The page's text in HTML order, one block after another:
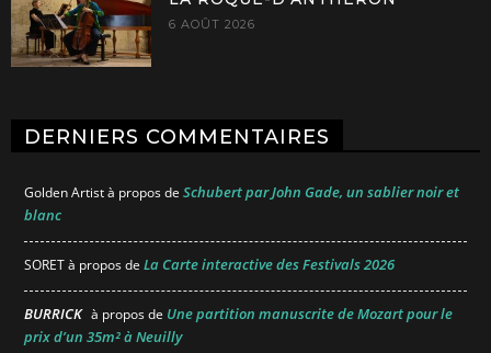
6 AOÛT 2026
DERNIERS COMMENTAIRES
Golden Artistà propos de Schubert par John Gade, un sablier noir et
blanc
SORETà propos de La Carte interactive des Festivals 2026
BURRICK à propos de Une partition manuscrite de Mozart pour le
prix d’un 35m² à Neuilly